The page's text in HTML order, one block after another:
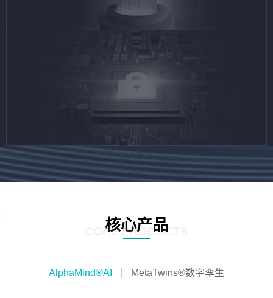
核心产品
CORE PRODUCTS
AlphaMind®AI MetaTwins®数字孪生